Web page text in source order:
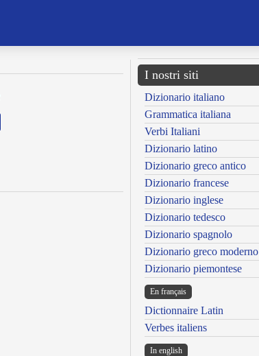
I nostri siti
Dizionario italiano
Grammatica italiana
Verbi Italiani
Dizionario latino
Dizionario greco antico
Dizionario francese
Dizionario inglese
Dizionario tedesco
Dizionario spagnolo
Dizionario greco moderno
Dizionario piemontese
En français
Dictionnaire Latin
Verbes italiens
In english